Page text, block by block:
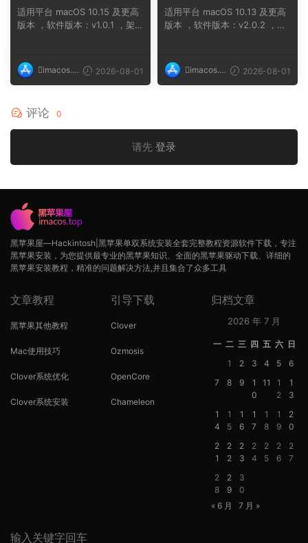
压缩效果组合
适用平台 macOS 10.15 及更高
版本 ，软件版本：v1.0.1 ，架
imacos.t
op
2026-08-01
成音乐的新方式，通过培育声
音细胞创造独特音色
适用平台 macOS 10.13 及更高
版本 ，软件版本：v2.0.2 ，架
imacos.t
op
2026-08-01
评论 0
请先 登录
黑苹果屋—Hackintosh|黑苹果单双系统安装全套完整教程资源软件下载，专注
黑苹果安装，为您提供最专业的黑苹果知识、全面的黑苹果驱动下载、详细的
黑苹果安装教程，精准的问题解决方法,并且集合了众多工具
文章教程
黑苹果其他教程
Mac使用技巧
Clover系统优化
Clover系统安装
引导下载
Clover
Ozmosis
OpenCore
Chameleon
归档文章
2026 年 7 月
一 二 三 四 五 六 日
1
2 3 4 5
6
7
8 9
1
0
11
1
2
1
3
1
4
1
5
1
6
1
7
1
8
1
9
2
0
2
1
2
2
2
3
2
4
2
5
2
6
2
7
2
8
2
9
3
0
« 6 月
7 月 »
输入关键字回车